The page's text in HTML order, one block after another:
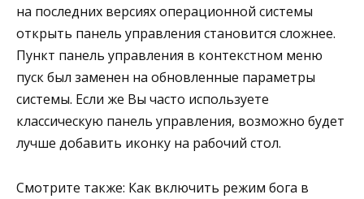
на последних версиях операционной системы
открыть панель управления становится сложнее.
Пункт панель управления в контекстном меню
пуск был заменен на обновленные параметры
системы. Если же Вы часто используете
классическую панель управления, возможно будет
лучше добавить иконку на рабочий стол.
Смотрите также: Как включить режим бога в